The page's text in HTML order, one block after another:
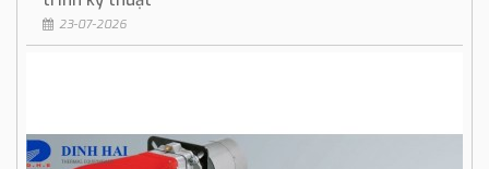
23-07-2026